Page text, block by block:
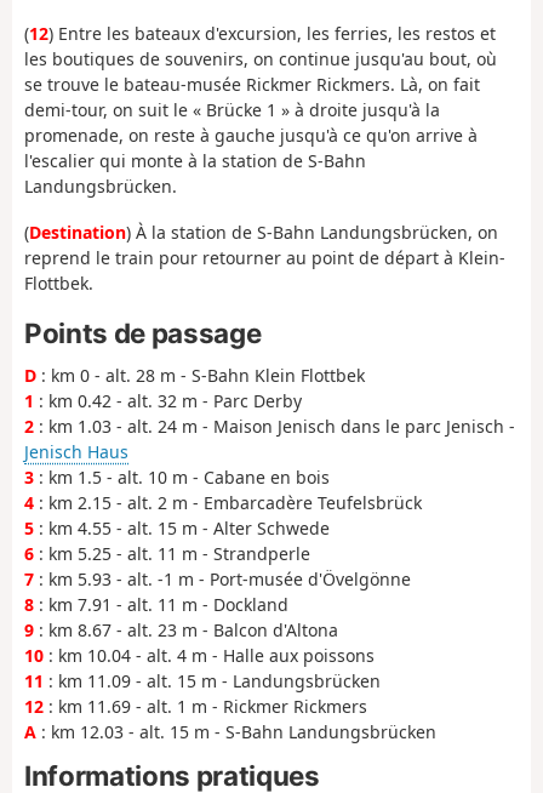
(12) Entre les bateaux d'excursion, les ferries, les restos et
les boutiques de souvenirs, on continue jusqu'au bout, où
se trouve le bateau-musée Rickmer Rickmers. Là, on fait
demi-tour, on suit le « Brücke 1 » à droite jusqu'à la
promenade, on reste à gauche jusqu'à ce qu'on arrive à
l'escalier qui monte à la station de S-Bahn
Landungsbrücken.
(Destination) À la station de S-Bahn Landungsbrücken, on
reprend le train pour retourner au point de départ à Klein-
Flottbek.
Points de passage
D : km 0 - alt. 28 m - S-Bahn Klein Flottbek
1 : km 0.42 - alt. 32 m - Parc Derby
2 : km 1.03 - alt. 24 m - Maison Jenisch dans le parc Jenisch -
Jenisch Haus
3 : km 1.5 - alt. 10 m - Cabane en bois
4 : km 2.15 - alt. 2 m - Embarcadère Teufelsbrück
5 : km 4.55 - alt. 15 m - Alter Schwede
6 : km 5.25 - alt. 11 m - Strandperle
7 : km 5.93 - alt. -1 m - Port-musée d'Övelgönne
8 : km 7.91 - alt. 11 m - Dockland
9 : km 8.67 - alt. 23 m - Balcon d'Altona
10 : km 10.04 - alt. 4 m - Halle aux poissons
11 : km 11.09 - alt. 15 m - Landungsbrücken
12 : km 11.69 - alt. 1 m - Rickmer Rickmers
A : km 12.03 - alt. 15 m - S-Bahn Landungsbrücken
Informations pratiques